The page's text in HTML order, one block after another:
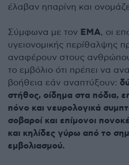
έλαβαν ηπαρίνη και
Σύμφωνα με τον ΕΜΑ, οι
υγειονομικής περίθαλψης
αναφέρουν στους
το εμβόλιο ότι πρέπει να
βοήθεια εάν αναπτύξουν:
στήθος, οίδημα στα πόδια,
πόνο και νευρολογικά
σοβαροί και επίμονοι
και κηλίδες γύρω από το
εμβολιασμού.